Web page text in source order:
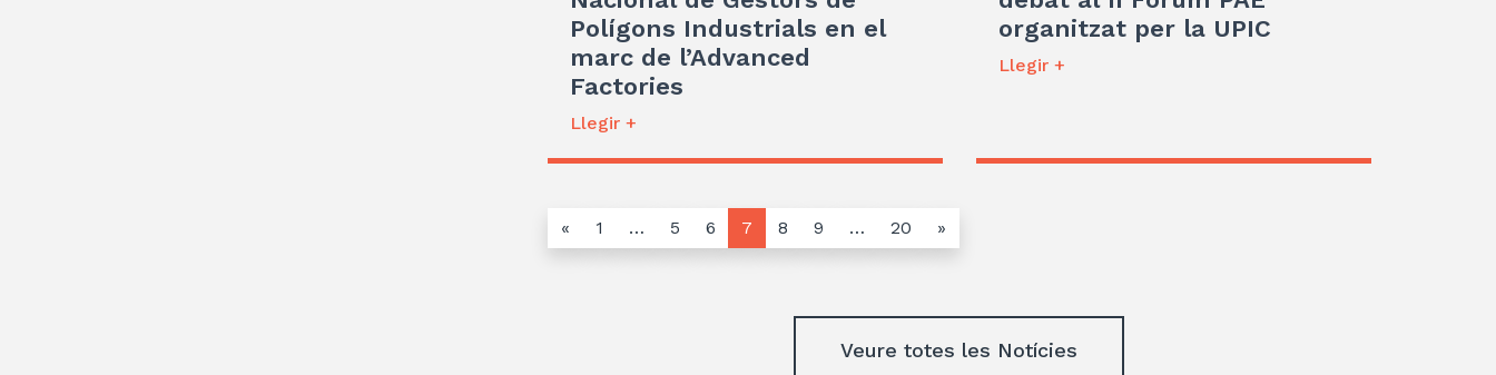
Polígons Industrials en el
marc de l’Advanced
Factories
Llegir +
organitzat per la UPIC
Llegir +
« 1 … 5 6 7 8 9 … 20 »
Veure totes les Notícies